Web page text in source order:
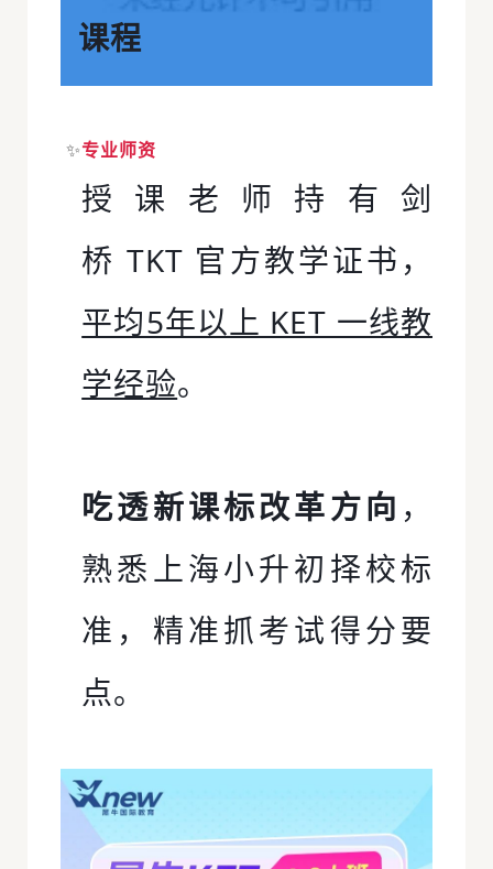
课程
✨专业师资
授课老师持有剑
桥 TKT 官方教学证书，
平均5年以上 KET 一线教
学经验。
吃透新课标改革方向 ，
熟悉上海小升初择校标
准，精准抓考试得分要
点。